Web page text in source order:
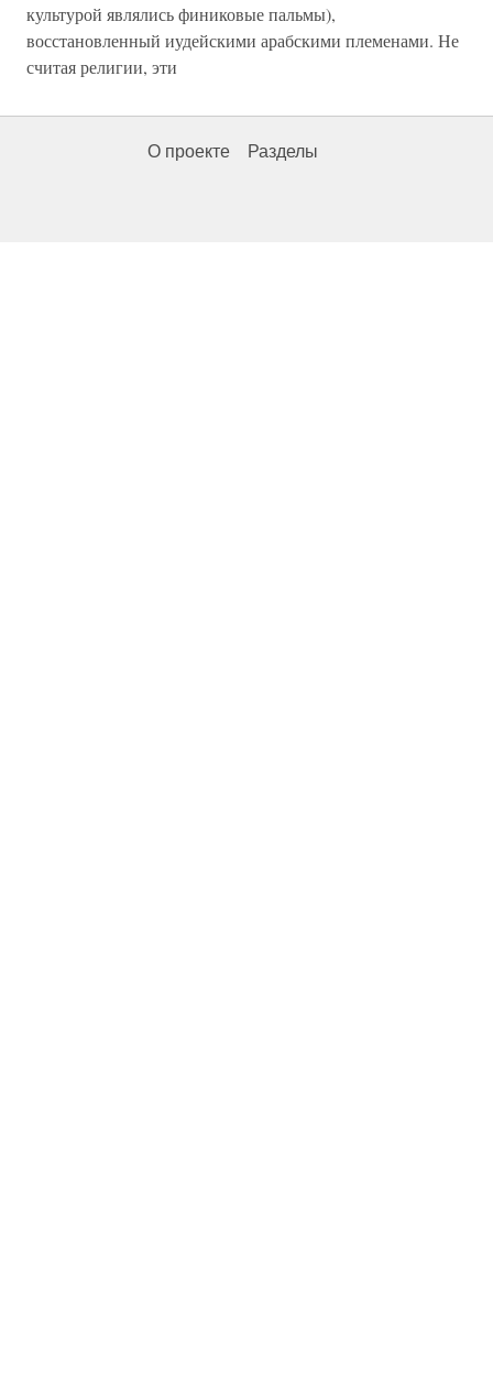
культурой являлись финиковые пальмы),
восстановленный иудейскими арабскими племенами. Не
считая религии, эти
О проекте Разделы